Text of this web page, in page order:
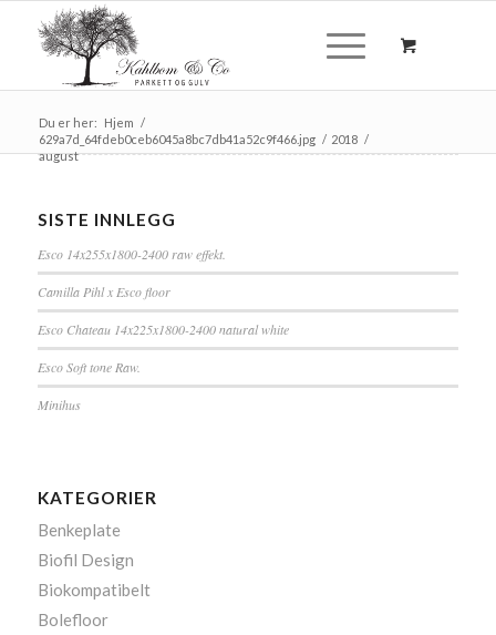
Du er her: Hjem /
629a7d_64fdeb0ceb6045a8bc7db41a52c9f466.jpg / 2018 /
august
SISTE INNLEGG
Esco 14x255x1800-2400 raw effekt.
Camilla Pihl x Esco floor
Esco Chateau 14x225x1800-2400 natural white
Esco Soft tone Raw.
Minihus
KATEGORIER
Benkeplate
Biofil Design
Biokompatibelt
Bolefloor